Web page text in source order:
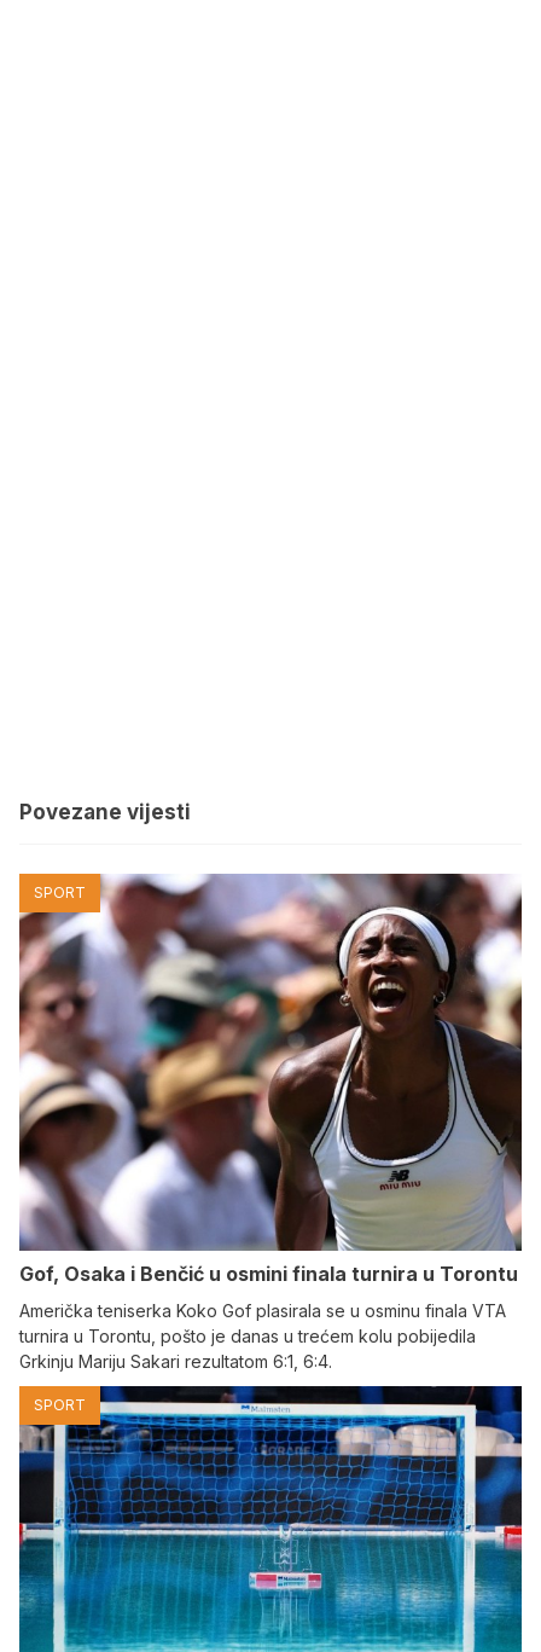
Povezane vijesti
SPORT
Gof, Osaka i Benčić u osmini finala turnira u Torontu
Američka teniserka Koko Gof plasirala se u osminu finala VTA
turnira u Torontu, pošto je danas u trećem kolu pobijedila
Grkinju Mariju Sakari rezultatom 6:1, 6:4.
SPORT